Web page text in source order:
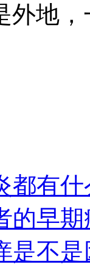
外地
都有
的早
是不